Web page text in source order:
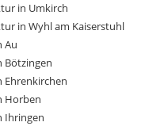
in Umkirch
in Wyhl am Kaiserstuhl
Au
Bötzingen
Ehrenkirchen
Horben
Ihringen